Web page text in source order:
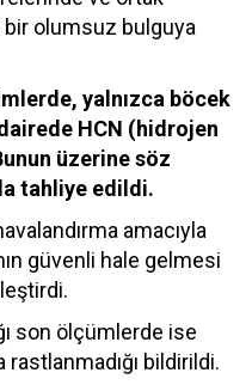
bir olumsuz bulguya
yalnızca böcek
HCN (hidrojen
üzerine söz
tahliye edildi.
amacıyla
güvenli hale gelmesi
son ölçümlerde ise
bildirildi.